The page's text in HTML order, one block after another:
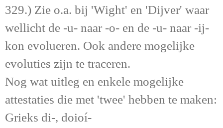
329.) Zie o.a. bij 'Wight' en 'Dijver' waar
wellicht de -u- naar -o- en de -u- naar -ij-
kon evolueren. Ook andere mogelijke
evoluties zijn te traceren.
Nog wat uitleg en enkele mogelijke
attestaties die met 'twee' hebben te maken:
Grieks di-, doioí-